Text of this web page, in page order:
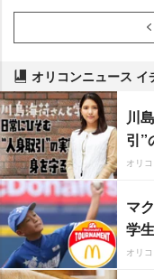
オリコンニュース イ
川
引”
オリ
マ
学
オリ